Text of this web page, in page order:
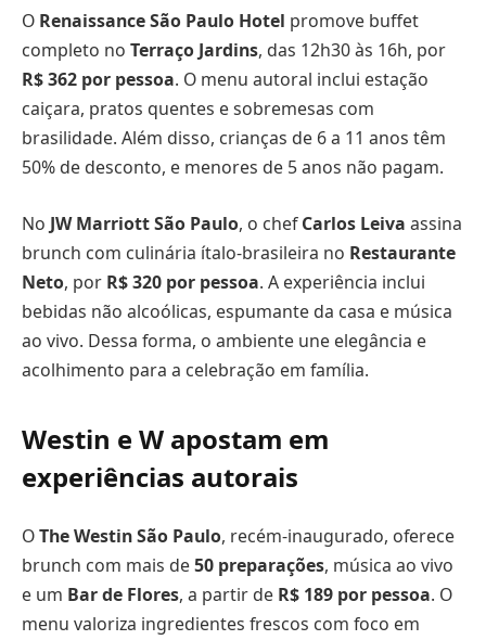
O Renaissance São Paulo Hotel promove buffet
completo no Terraço Jardins, das 12h30 às 16h, por
R$ 362 por pessoa. O menu autoral inclui estação
caiçara, pratos quentes e sobremesas com
brasilidade. Além disso, crianças de 6 a 11 anos têm
50% de desconto, e menores de 5 anos não pagam.
No JW Marriott São Paulo, o chefCarlos Leiva assina
brunch com culinária ítalo-brasileira no Restaurante
Neto, por R$ 320 por pessoa. A experiência inclui
bebidas não alcoólicas, espumante da casa e música
ao vivo. Dessa forma, o ambiente une elegância e
acolhimento para a celebração em família.
Westin e W apostam em
experiências autorais
OThe Westin São Paulo, recém-inaugurado, oferece
brunch com mais de50 preparações, música ao vivo
e um Bar de Flores, a partir de R$ 189 por pessoa. O
menu valoriza ingredientes frescos com foco em